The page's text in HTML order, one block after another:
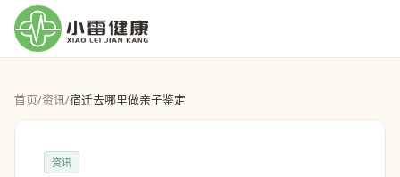
首页/资讯/宿迁去哪里做亲子鉴定
资讯